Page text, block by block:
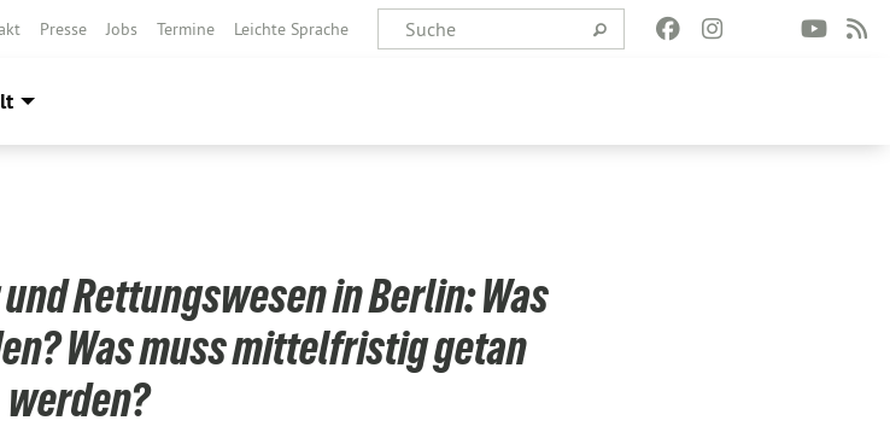
Presse Jobs Termine Leichte Sprache
Rettungswesen in Berlin: Was
Was muss mittelfristig getan
werden?